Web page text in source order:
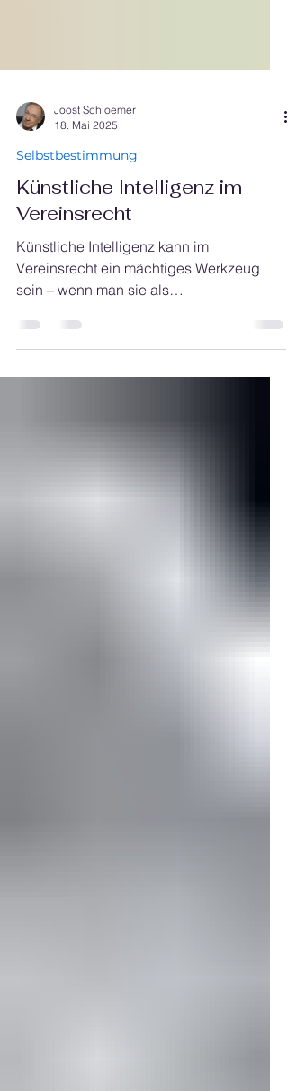
18. Mai 2025
Selbstbestimmung
Künstliche Intelligenz im
Vereinsrecht
Künstliche Intelligenz kann im
Vereinsrecht ein mächtiges Werkzeug
sein – wenn man sie als